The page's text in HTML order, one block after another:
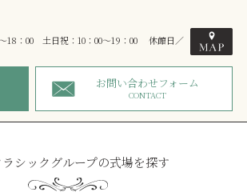
18：00 土日祝：10：00～19：00 休館日／
お問い合わせフォーム
CONTACT
シックグループの式場を探す